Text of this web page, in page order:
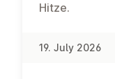
Hitze.
19. July 2026